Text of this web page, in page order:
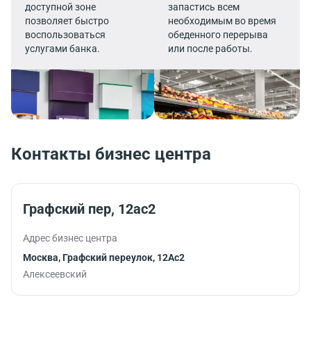
доступной зоне
позволяет быстро
воспользоваться
услугами банка.
запастись всем
необходимым во время
обеденного перерыва
или после работы.
Контакты бизнес центра
Графский пер, 12ас2
Адрес бизнес центра
Москва, Графский переулок, 12Ас2
Алексеевский